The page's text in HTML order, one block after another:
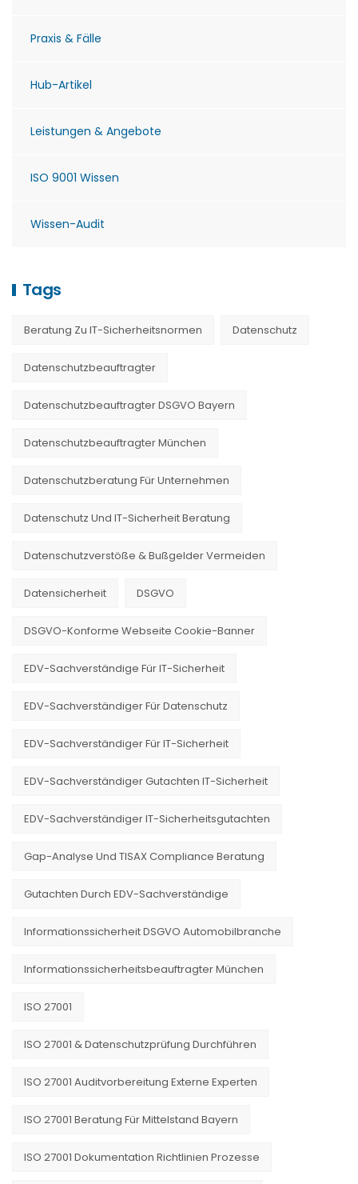
Praxis & Fälle
Hub-Artikel
Leistungen & Angebote
ISO 9001 Wissen
Wissen-Audit
Tags
Beratung Zu IT-Sicherheitsnormen Datenschutz
Datenschutzbeauftragter
Datenschutzbeauftragter DSGVO Bayern
Datenschutzbeauftragter München
Datenschutzberatung Für Unternehmen
Datenschutz Und IT-Sicherheit Beratung
Datenschutzverstöße & Bußgelder Vermeiden
Datensicherheit DSGVO
DSGVO-Konforme Webseite Cookie-Banner
EDV-Sachverständige Für IT-Sicherheit
EDV-Sachverständiger Für Datenschutz
EDV-Sachverständiger Für IT-Sicherheit
EDV-Sachverständiger Gutachten IT-Sicherheit
EDV-Sachverständiger IT-Sicherheitsgutachten
Gap-Analyse Und TISAX Compliance Beratung
Gutachten Durch EDV-Sachverständige
Informationssicherheit DSGVO Automobilbranche
Informationssicherheitsbeauftragter München
ISO 27001
ISO 27001 & Datenschutzprüfung Durchführen
ISO 27001 Auditvorbereitung Externe Experten
ISO 27001 Beratung Für Mittelstand Bayern
ISO 27001 Dokumentation Richtlinien Prozesse